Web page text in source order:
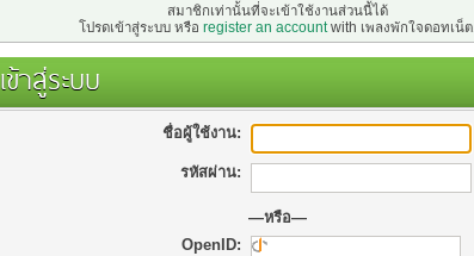
สมาชิกเท่านั้นที่จะเข้าใช้งานส่วนนี้ได้
โปรดเข้าสู่ระบบ หรือ register an accountwith เพลงพักใจดอทเน็ต.
เข้าสู่ระบบ
ชื่อผู้ใช้งาน:
รหัสผ่าน:
—หรือ—
OpenID: